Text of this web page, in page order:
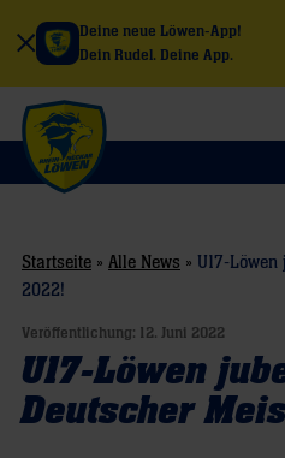
Deine neue Löwen-App!
Dein Rudel. Deine App.
Startseite » Alle News » U17-
2022!
Veröffentlichung: 12. Juni 2022
U17-Löwen
Deutscher